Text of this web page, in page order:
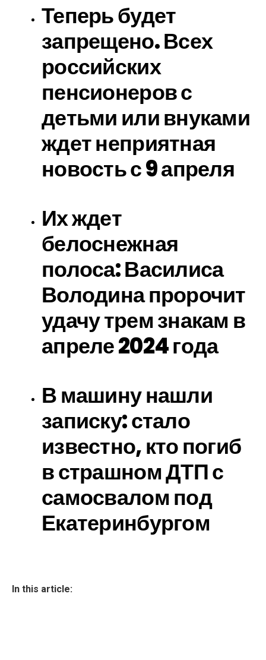
Теперь будет
запрещено. Всех
российских
пенсионеров с
детьми или внуками
ждет неприятная
новость с 9 апреля
Их ждет
белоснежная
полоса: Василиса
Володина пророчит
удачу трем знакам в
апреле 2024 года
В машину нашли
записку: стало
известно, кто погиб
в страшном ДТП с
самосвалом под
Екатеринбургом
In this article: